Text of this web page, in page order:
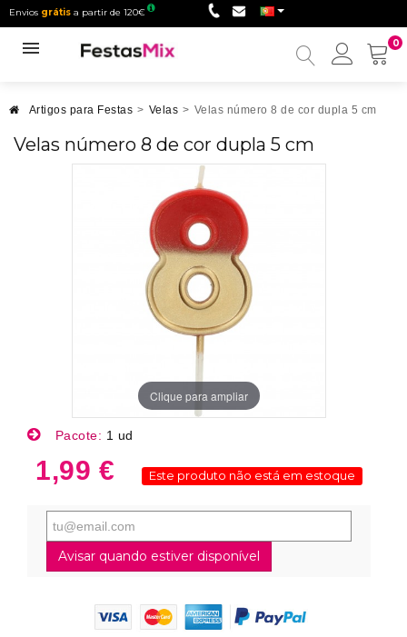
Envios grátis a partir de 120€
0
Minha
Artigos para Festas > Velas > Velas número 8 de cor dupla 5 cm
Velas número 8 de cor dupla 5 cm
Clique para ampliar
Pacote: 1 ud
1,99 € Este produto não está em estoque
Avisar quando estiver disponível